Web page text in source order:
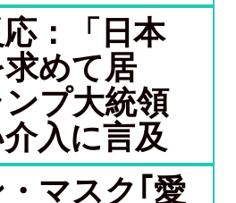
：「日本
めて居
プ大統領
入に言及
マスク｢愛